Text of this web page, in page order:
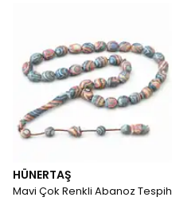
HÜNERTAŞ
Mavi Çok Renkli Abanoz Tespih